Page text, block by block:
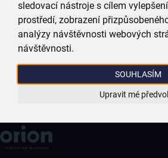
sledovací nástroje s cílem
prostředí, zobrazení
analýzy návštěvnosti webových
návštěvnosti.
SOUHLASÍM
Upravit mé
máme téměr vše skladem
Vždy si u nás vyberete
Jsme vždy poblíž
nejširší síť domácích potřeb
Získejte rady, recepty a tipy na
ostatní